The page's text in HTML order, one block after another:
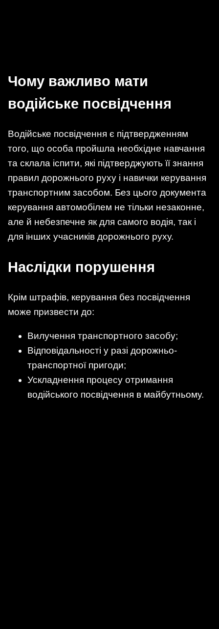
Чому важливо мати
водійське посвідчення
Водійське посвідчення є підтвердженням
того, що особа пройшла необхідне навчання
та склала іспити, які підтверджують її знання
правил дорожнього руху і навички керування
транспортним засобом. Без цього документа
керування автомобілем не тільки незаконне,
але й небезпечне як для самого водія, так і
для інших учасників дорожнього руху.
Наслідки порушення
Крім штрафів, керування без посвідчення
може призвести до:
Вилучення транспортного засобу;
Відповідальності у разі дорожньо-
транспортної пригоди;
Ускладнення процесу отримання
водійського посвідчення в майбутньому.